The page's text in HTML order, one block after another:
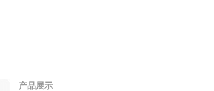
产品展示